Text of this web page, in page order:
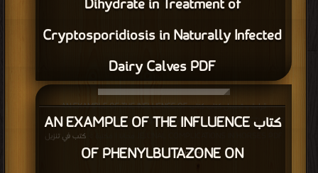
Dihydrate in Treatment of
Cryptosporidiosis in Naturally Infected
Dairy Calves PDF
كتاب AN EXAMPLE OF THE INFLUENCE
OF PHENYLBUTAZONE ON
قراءة و تحميل كتاب كتاب AN EXAMPLE OF THE INFLUENCE OF
PHENYLBUTAZONE ON ENDOTOXEMIA AND THE CLINICAL PICTURE OF
كتب في تنزيل
مباشر| التحميل : مرة/مرات